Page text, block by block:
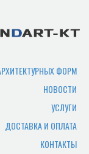
дней.
ФОРМ
НОВОСТИ
УСЛУГИ
ДОСТАВКА И ОПЛАТА
КОНТАКТЫ